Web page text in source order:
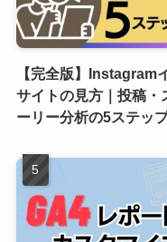
【完全版】Instagram
サイトの見方｜投稿・
ーリー分析の5ステッ